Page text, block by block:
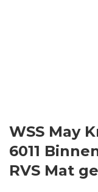
Login
Vacatures
WSS May
6011
RVS Mat